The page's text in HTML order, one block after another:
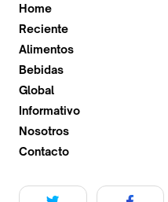
Home
Reciente
Alimentos
Bebidas
Global
Informativo
Nosotros
Contacto